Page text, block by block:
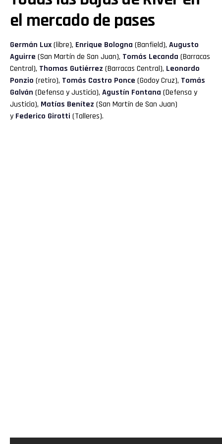
el mercado de pases
Germán Lux(libre), Enrique Bologna (Banfield), Augusto
Aguirre (San Martín de San Juan), Tomás Lecanda (Barracas
Central), Thomas Gutiérrez (Barracas Central), Leonardo
Ponzio (retiro), Tomás Castro Ponce (Godoy Cruz), Tomás
Galván (Defensa y Justicia), Agustín Fontana (Defensa y
Justicia), Matías Benítez (San Martín de San Juan)
y Federico Girotti (Talleres).